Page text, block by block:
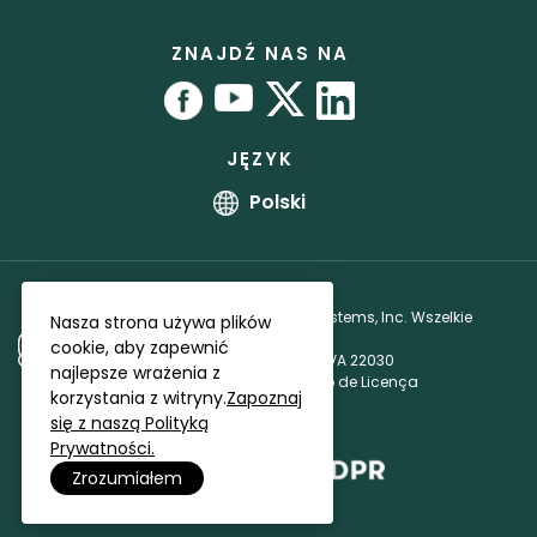
Program bug bounty
Umowa licencyjna partnera
Partnerzy afiliacyjni
ZNAJDŹ NAS NA
JĘZYK
Polski
Copyright © 1999 - 2026 Siber Systems, Inc. Wszelkie
prawa zastrzeżone.
3701 Pender Dr, Suite 400, Fairfax, VA 22030
Política de Privacidade
Contrato de Licença
Nasza strona używa plików
cookie, aby zapewnić
najlepsze wrażenia z
korzystania z witryny.Zapoznaj
się z naszą Polityką
Prywatności.
Zrozumiałem